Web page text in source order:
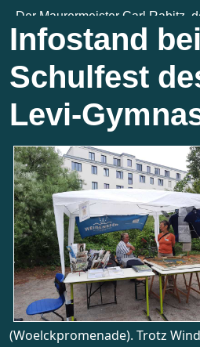
Infostand
Schulfest
Levi-
(Woelckpromenade). Trotz